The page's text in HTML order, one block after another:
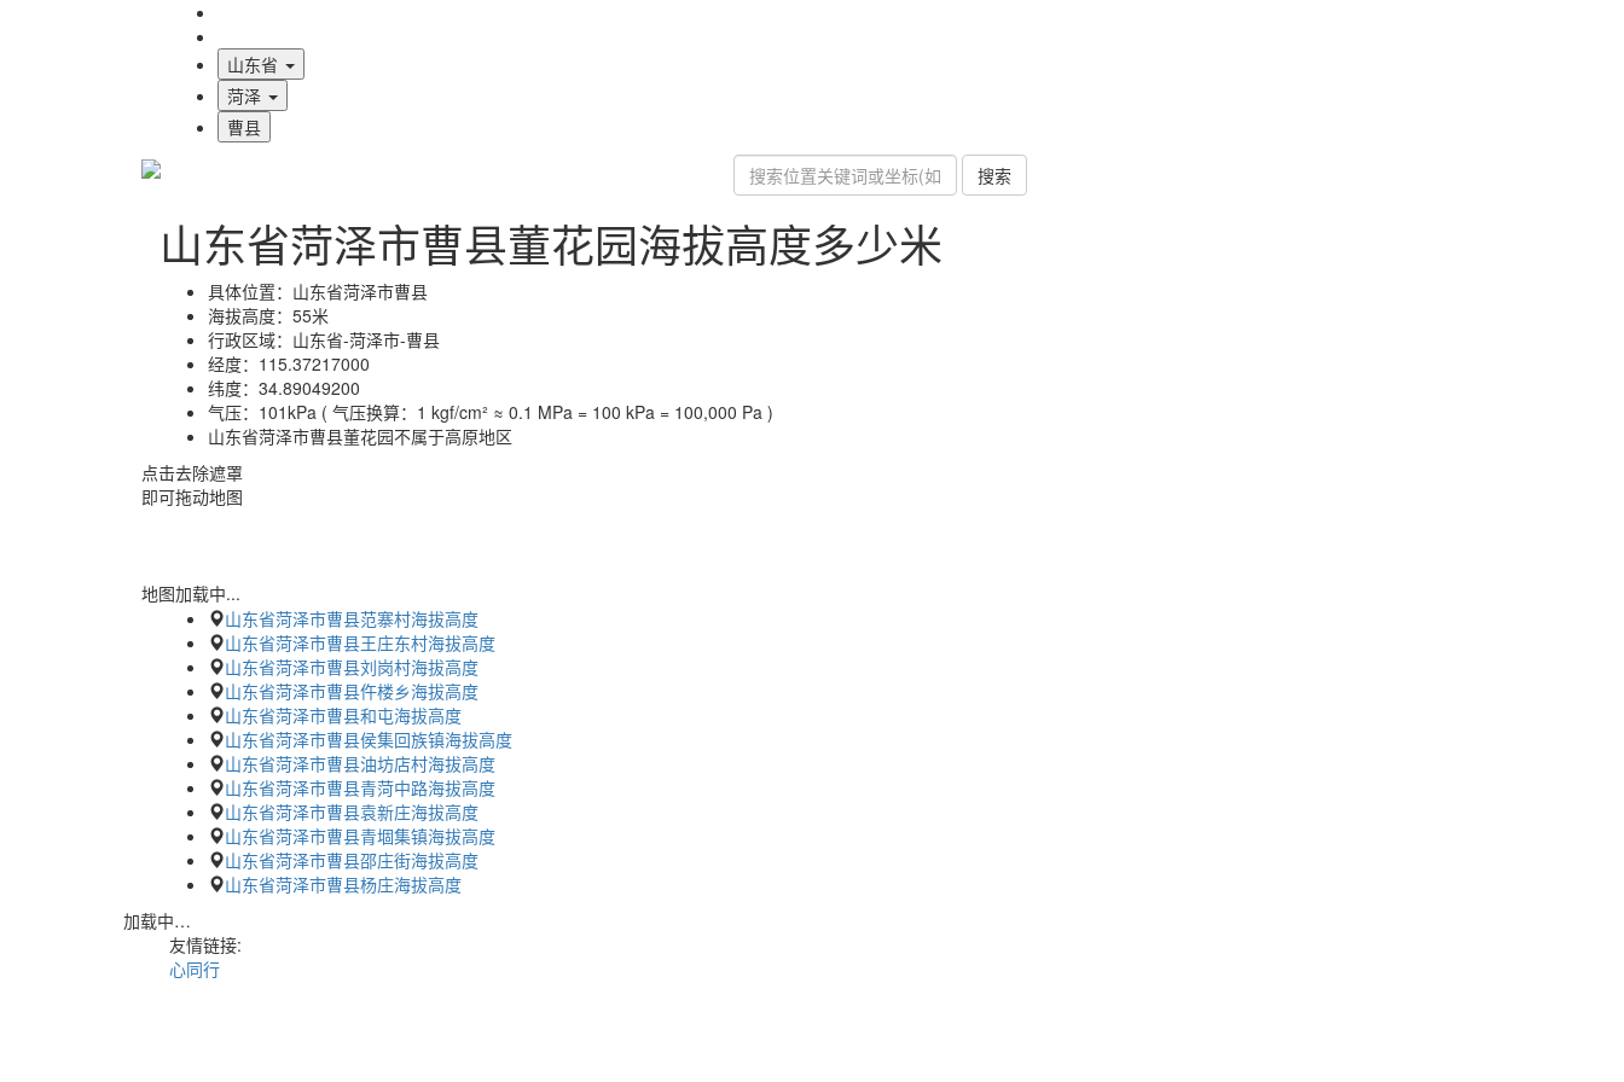
山东省
菏泽
曹县
搜索
山东省菏泽市曹县董花园海拔高度多少米
具体位置： 山东省菏泽市曹县
海拔高度： 55米
行政区域： 山东省-菏泽市-曹县
经度： 115.37217000
纬度： 34.89049200
气压： 101kPa ( 气压换算：1 kgf/cm² ≈ 0.1 MPa = 100 kPa = 100,000 Pa )
山东省菏泽市曹县董花园不属于高原地区
点击去除遮罩
即可拖动地图
地图加载中...
山东省菏泽市曹县范寨村海拔高度
山东省菏泽市曹县王庄东村海拔高度
山东省菏泽市曹县刘岗村海拔高度
山东省菏泽市曹县仵楼乡海拔高度
山东省菏泽市曹县和屯海拔高度
山东省菏泽市曹县侯集回族镇海拔高度
山东省菏泽市曹县油坊店村海拔高度
山东省菏泽市曹县青菏中路海拔高度
山东省菏泽市曹县袁新庄海拔高度
山东省菏泽市曹县青堌集镇海拔高度
山东省菏泽市曹县邵庄街海拔高度
山东省菏泽市曹县杨庄海拔高度
加载中…
友情链接:
心同行